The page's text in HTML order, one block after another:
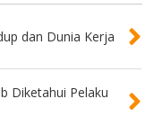
dan Dunia Kerja
Diketahui Pelaku